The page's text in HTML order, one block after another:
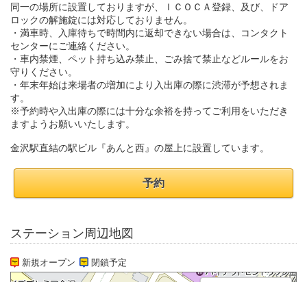
同一の場所に設置しておりますが、ＩＣＯＣＡ登録、及び、ドア
ロックの解施錠には対応しておりません。
・満車時、入庫待ちで時間内に返却できない場合は、コンタクト
センターにご連絡ください。
・車内禁煙、ペット持ち込み禁止、ごみ捨て禁止などルールをお
守りください。
・年末年始は来場者の増加により入出庫の際に渋滞が予想されま
す。
※予約時や入出庫の際には十分な余裕を持ってご利用をいただき
ますようお願いいたします。
金沢駅直結の駅ビル『あんと西』の屋上に設置しています。
予約
ステーション周辺地図
新規オープン 閉鎖予定